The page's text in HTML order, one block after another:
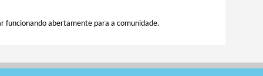
funcionando abertamente para a comunidade.